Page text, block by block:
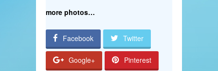
more photos…
Facebook Twitter
Google+ Pinterest